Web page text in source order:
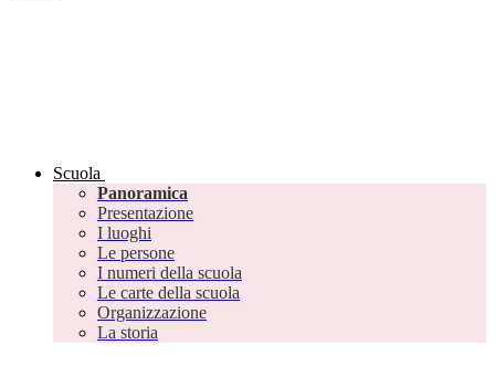
Scuola
Panoramica
Presentazione
I luoghi
Le persone
I numeri della scuola
Le carte della scuola
Organizzazione
La storia